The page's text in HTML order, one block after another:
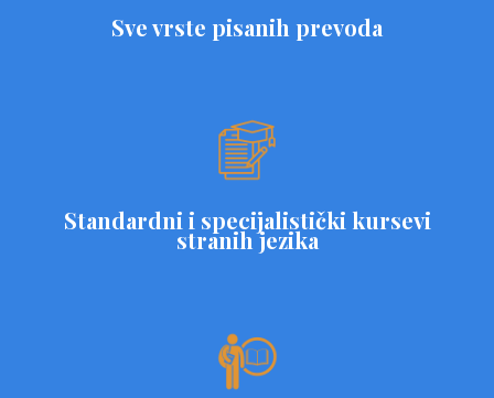
Sve vrste pisanih prevoda
Standardni i specijalistički kursevi
stranih jezika